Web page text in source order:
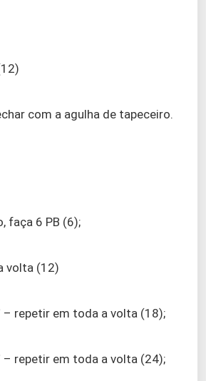
com a agulha de tapeceiro.
faça 6 PB (6);
volta (12)
– repetir em toda a volta (18);
– repetir em toda a volta (24);